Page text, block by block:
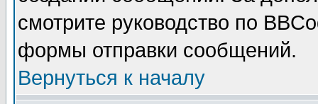
смотрите руководство по
формы отправки сообщений.
Вернуться к началу